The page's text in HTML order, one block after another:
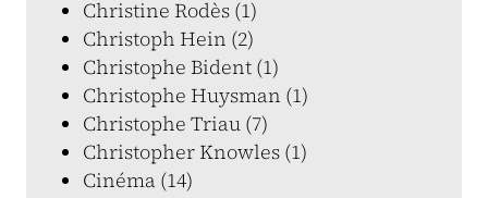
Christine Rodès (1)
Christoph Hein (2)
Christophe Bident (1)
Christophe Huysman (1)
Christophe Triau (7)
Christopher Knowles (1)
Cinéma (14)